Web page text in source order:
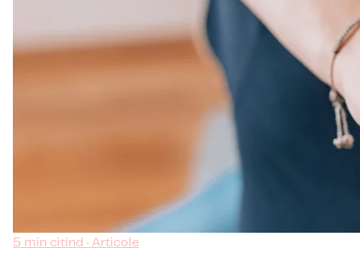
5 min citind · Articole